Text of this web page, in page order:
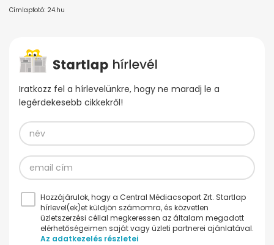
Címlapfotó: 24.hu
Iratkozz fel a hírlevelünkre, hogy ne maradj le a
legérdekesebb cikkekről!
Hozzájárulok, hogy a Central Médiacsoport Zrt. Startlap
hírlevel(ek)et küldjön számomra, és közvetlen
üzletszerzési céllal megkeressen az általam megadott
elérhetőségeimen saját vagy üzleti partnerei ajánlatával.
Az adatkezelés részletei